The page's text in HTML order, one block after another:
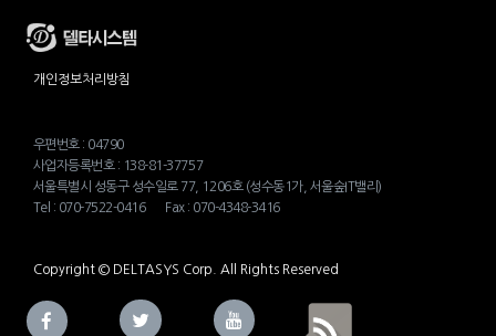
개인정보처리방침
우편번호 : 04790
사업자등록번호 : 138-81-37757
서울특별시 성동구 성수일로 77, 1206호 (성수동1가, 서울숲IT밸리)
Tel : 070-7522-0416 Fax : 070-4348-3416
Copyright © DELTASYS Corp. All Rights Reserved